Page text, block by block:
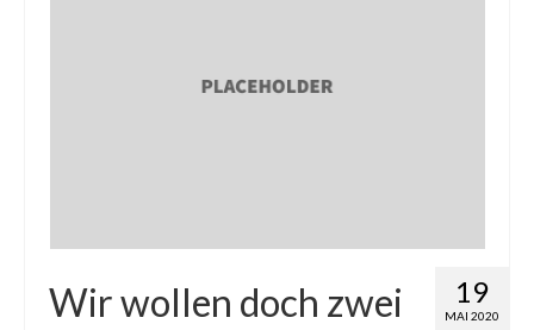
19
MAI 2020
Wir wollen doch zwei